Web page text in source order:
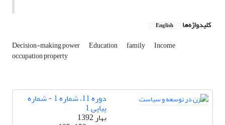
کلیدواژه‌ها English
Decision-making power Education family Income
occupation property
دوره 11، شماره 1 - شماره
پیاپی 1
بهار 1392